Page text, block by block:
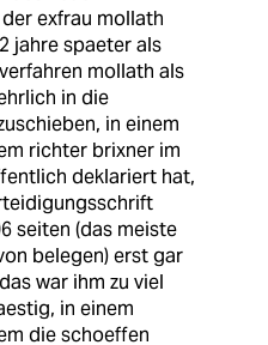
exfrau mollath
jahre spaeter als
mollath als
in die
in einem
richter brixner im
deklariert hat,
seiten (das meiste
belegen) erst gar
war ihm zu viel
in einem
die schoeffen